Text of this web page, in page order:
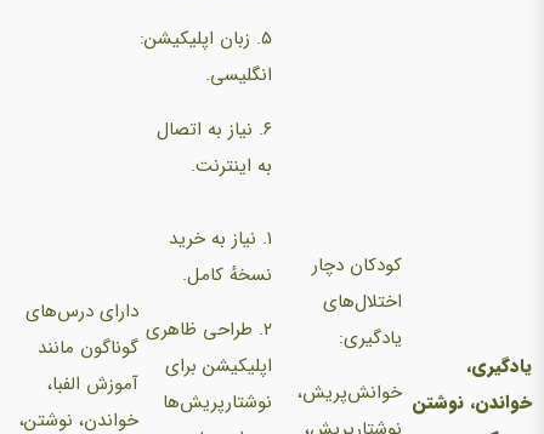
۵. زبان اپلیکیشن:
انگلیسی.
۶. نیاز به اتصال
به اینترنت.
یادگیری،
خواندن، نوشتن
کودکان دچار
اختلال‌های
یادگیری:
خوانش‌پریش،
۱. نیاز به خرید
نسخهٔ کامل.
۲. طراحی ظاهری
اپلیکیشن برای
نوشتارپریش‌ها
دارای درس‌های
گوناگون مانند
آموزش الفبا،
خواندن، نوشتن،